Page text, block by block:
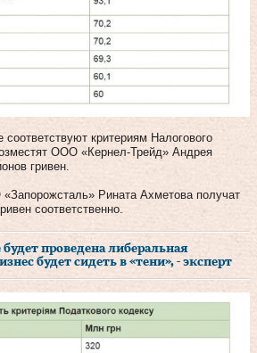
критериям Налогового
ООО «Кернел-Трейд» Андрея
гривен.
Рината Ахметова получат
соответственно.
проведена либеральная
будет сидеть в «тени», - эксперт